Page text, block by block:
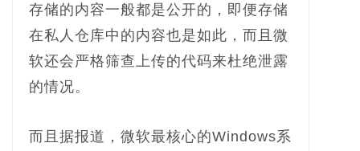
存储的内容一般都是公开的，即便存储
在私人仓库中的内容也是如此，而且微
软还会严格筛查上传的代码来杜绝泄露
的情况。
而且据报道，微软最核心的Windows系